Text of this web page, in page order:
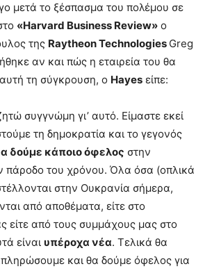
μετά το ξέσπασμα του πολέμου σε
«Harvard Business Review» ο
της Raytheon Technologies Greg
αν και πώς η εταιρεία του θα
τη σύγκρουση, ο Hayes είπε:
συγγνώμη γι’ αυτό. Είμαστε εκεί
τη δημοκρατία και το γεγονός
δούμε κάποιο όφελος στην
πάροδο του χρόνου. Όλα όσα (οπλικά
στην Ουκρανία σήμερα,
από αποθέματα, είτε στο
είτε από τους συμμάχους μας στο
είναι υπέροχα νέα. Τελικά θα
και θα δούμε όφελος για